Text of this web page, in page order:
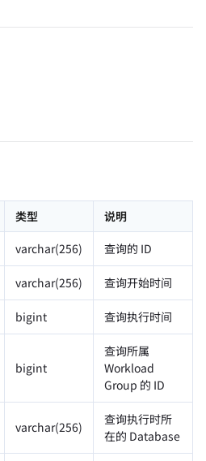
类型
说明
varchar(256) 查询的 ID
varchar(256) 查询开始时间
bigint 查询执行时间
bigint
查询所属
Workload
Group 的 ID
varchar(256)
查询执行时所
在的 Database